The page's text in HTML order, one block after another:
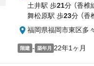
土井駅 歩21分 （香椎
舞松原駅 歩23分 （香
福岡県福岡市東区多
階建 - 築年月 22年1ヶ月